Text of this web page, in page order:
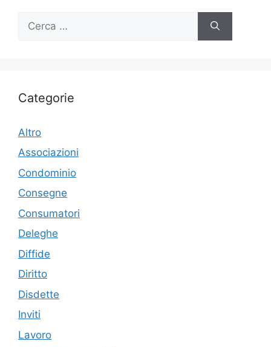
per:
Categorie
Altro
Associazioni
Condominio
Consegne
Consumatori
Deleghe
Diffide
Diritto
Disdette
Inviti
Lavoro